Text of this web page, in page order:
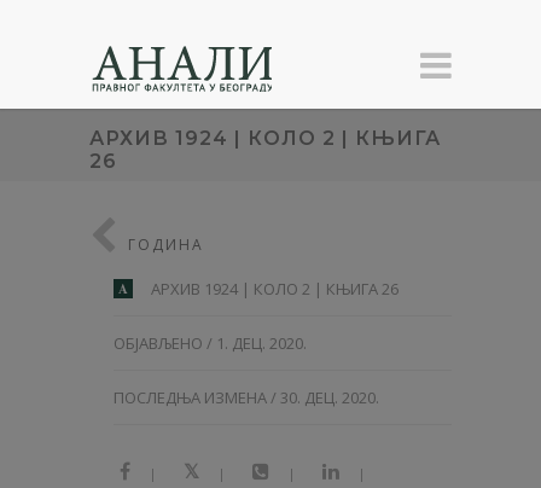
АРХИВ 1924 | КОЛО 2 | КЊИГА
26
ГОДИНА
A АРХИВ 1924 | КОЛО 2 | КЊИГА 26
ОБЈАВЉЕНО / 1. ДЕЦ. 2020.
ПОСЛЕДЊА ИЗМЕНА / 30. ДЕЦ. 2020.
| | | |